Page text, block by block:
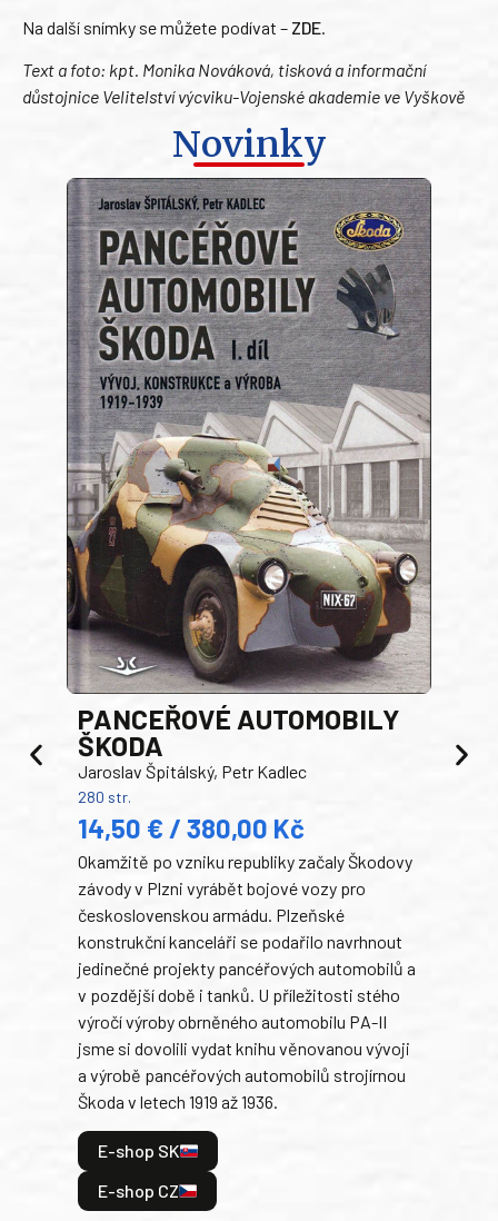
Na další snímky se můžete podívat – ZDE.
Text a foto: kpt. Monika Nováková, tisková a informační
důstojnice Velitelství výcviku-Vojenské akademie ve Vyškově
Novinky
PANCEŘOVÉ AUTOMOBILY
ŠKODA
Jaroslav Špitálský, Petr Kadlec
280 str.
14,50 € / 380,00 Kč
Okamžitě po vzniku republiky začaly Škodovy
závody v Plzni vyrábět bojové vozy pro
československou armádu. Plzeňské
konstrukční kanceláři se podařilo navrhnout
jedinečné projekty pancéřových automobilů a
v pozdější době i tanků. U příležitosti stého
výročí výroby obrněného automobilu PA-II
jsme si dovolili vydat knihu věnovanou vývoji
a výrobě pancéřových automobilů strojírnou
Škoda v letech 1919 až 1936.
E-shop SK
E-shop CZ